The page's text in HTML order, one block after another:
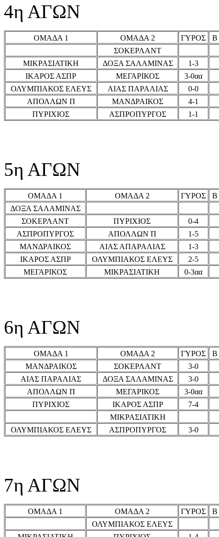
4η ΑΓΩΝ
ΟΜΑΔΑ 1 ΟΜΑΔΑ 2 ΓΥΡΟΣ
Β
ΣΟΚΕΡΛΑΝΤ
ΜΙΚΡΑΣΙΑΤΙΚΗ
ΔΟΞΑ ΣΑΛΑΜΙΝΑΣ
1-3
ΙΚΑΡΟΣ ΑΣΠΡ
ΜΕΓΑΡΙΚΟΣ
3-0αα
ΟΛΥΜΠΙΑΚΟΣ ΕΛΕΥΣ
ΑΙΑΣ ΠΑΡΑΛΙΑΣ
0-0
ΑΠΟΛΛΩΝ Π
ΜΑΝΔΡΑΙΚΟΣ
4-1
ΠΥΡΙΧΙΟΣ
ΑΣΠΡΟΠΥΡΓΟΣ 1-1
5η ΑΓΩΝ
ΟΜΑΔΑ 1 ΟΜΑΔΑ 2 ΓΥΡΟΣ
Β
ΔΟΞΑ ΣΑΛΑΜΙΝΑΣ
ΣΟΚΕΡΛΑΝΤ
ΠΥΡΙΧΙΟΣ
0-4
ΑΣΠΡΟΠΥΡΓΟΣ
ΑΠΟΛΛΩΝ Π
1-5
ΜΑΝΔΡΑΙΚΟΣ
ΑΙΑΣ ΑΠΑΡΑΛΙΑΣ
1-3
ΙΚΑΡΟΣ ΑΣΠΡ
ΟΛΥΜΠΙΑΚΟΣ ΕΛΕΥΣ
2-5
ΜΕΓΑΡΙΚΟΣ
ΜΙΚΡΑΣΙΑΤΙΚΗ 0-3αα
6η ΑΓΩΝ
ΟΜΑΔΑ 1 ΟΜΑΔΑ 2 ΓΥΡΟΣ
Β
ΜΑΝΔΡΑΙΚΟΣ
ΣΟΚΕΡΛΑΝΤ
3-0
ΑΙΑΣ ΠΑΡΑΛΙΑΣ
ΔΟΞΑ ΣΑΛΑΜΙΝΑΣ
3-0
ΑΠΟΛΛΩΝ Π
ΜΕΓΑΡΙΚΟΣ
3-0αα
ΠΥΡΙΧΙΟΣ
ΙΚΑΡΟΣ ΑΣΠΡ
7-4
ΜΙΚΡΑΣΙΑΤΙΚΗ
ΟΛΥΜΠΙΑΚΟΣ ΕΛΕΥΣ
ΑΣΠΡΟΠΥΡΓΟΣ 3-0
7η ΑΓΩΝ
ΟΜΑΔΑ 1 ΟΜΑΔΑ 2 ΓΥΡΟΣ
Β
ΟΛΥΜΠΙΑΚΟΣ ΕΛΕΥΣ